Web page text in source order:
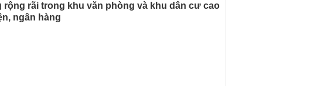
rãi trong khu văn phòng và khu dân cư cao
ngân hàng